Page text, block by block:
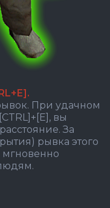
При удачном
вы
За
рывка этого
мгновенно